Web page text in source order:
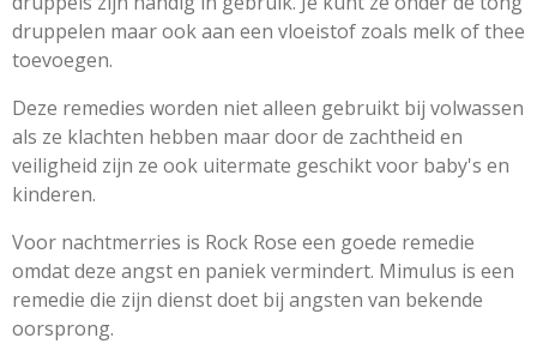
druppelen maar ook aan een vloeistof zoals melk of thee
toevoegen.
Deze remedies worden niet alleen gebruikt bij volwassen
als ze klachten hebben maar door de zachtheid en
veiligheid zijn ze ook uitermate geschikt voor baby's en
kinderen.
Voor nachtmerries is Rock Rose een goede remedie
omdat deze angst en paniek vermindert. Mimulus is een
remedie die zijn dienst doet bij angsten van bekende
oorsprong.